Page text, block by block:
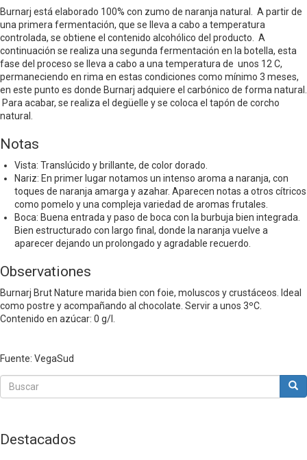
Burnarj está elaborado 100% con zumo de naranja natural. A partir de
una primera fermentación, que se lleva a cabo a temperatura
controlada, se obtiene el contenido alcohólico del producto. A
continuación se realiza una segunda fermentación en la botella, esta
fase del proceso se lleva a cabo a una temperatura de unos 12 C,
permaneciendo en rima en estas condiciones como mínimo 3 meses,
en este punto es donde Burnarj adquiere el carbónico de forma natural.
Para acabar, se realiza el degüelle y se coloca el tapón de corcho
natural.
Notas
Vista: Translúcido y brillante, de color dorado.
Nariz: En primer lugar notamos un intenso aroma a naranja, con
toques de naranja amarga y azahar. Aparecen notas a otros cítricos
como pomelo y una compleja variedad de aromas frutales.
Boca: Buena entrada y paso de boca con la burbuja bien integrada.
Bien estructurado con largo final, donde la naranja vuelve a
aparecer dejando un prolongado y agradable recuerdo.
Observationes
Burnarj Brut Nature marida bien con foie, moluscos y crustáceos. Ideal
como postre y acompañando al chocolate. Servir a unos 3ºC.
Contenido en azúcar: 0 g/l.
Fuente: VegaSud
Buscar
Buscar
Destacados